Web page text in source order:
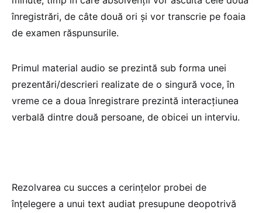
înregistrări, de câte două ori și vor transcrie pe foaia
de examen răspunsurile.
Primul material audio se prezintă sub forma unei
prezentări/descrieri realizate de o singură voce, în
vreme ce a doua înregistrare prezintă interacțiunea
verbală dintre două persoane, de obicei un interviu.
Rezolvarea cu succes a cerințelor probei de
înțelegere a unui text audiat presupune deopotrivă